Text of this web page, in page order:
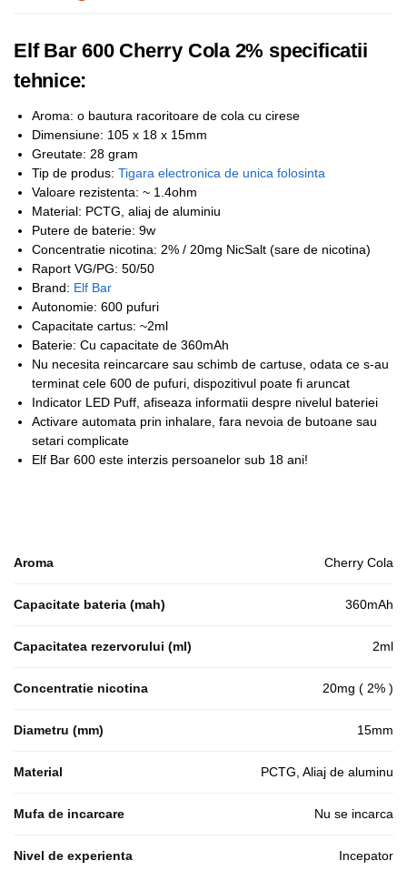
Elf Bar 600 Cherry Cola 2% specificatii
tehnice:
Aroma: o bautura racoritoare de cola cu cirese
Dimensiune: 105 x 18 x 15mm
Greutate: 28 gram
Tip de produs: Tigara electronica de unica folosinta
Valoare rezistenta: ~ 1.4ohm
Material: PCTG, aliaj de aluminiu
Putere de baterie: 9w
Concentratie nicotina: 2% / 20mg NicSalt (sare de nicotina)
Raport VG/PG: 50/50
Brand: Elf Bar
Autonomie: 600 pufuri
Capacitate cartus: ~2ml
Baterie: Cu capacitate de 360mAh
Nu necesita reincarcare sau schimb de cartuse, odata ce s-au
terminat cele 600 de pufuri, dispozitivul poate fi aruncat
Indicator LED Puff, afiseaza informatii despre nivelul bateriei
Activare automata prin inhalare, fara nevoia de butoane sau
setari complicate
Elf Bar 600 este interzis persoanelor sub 18 ani!
Aroma Cherry Cola
Capacitate bateria (mah) 360mAh
Capacitatea rezervorului (ml) 2ml
Concentratie nicotina 20mg ( 2% )
Diametru (mm) 15mm
Material PCTG, Aliaj de aluminu
Mufa de incarcare Nu se incarca
Nivel de experienta Incepator